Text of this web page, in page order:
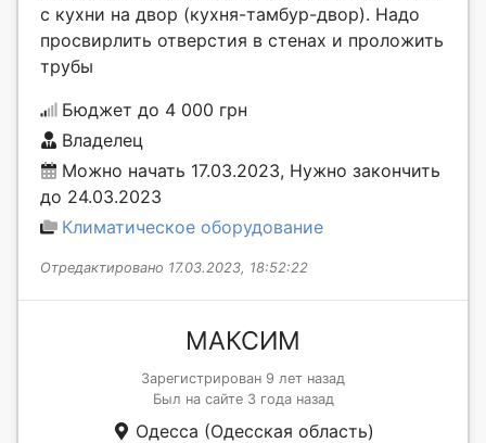
с кухни на двор (кухня-тамбур-двор). Надо
просвирлить отверстия в стенах и проложить
трубы
Бюджет до 4 000 грн
Владелец
Можно начать 17.03.2023, Нужно закончить
до 24.03.2023
Климатическое оборудование
Отредактировано 17.03.2023, 18:52:22
МАКСИМ
Зарегистрирован 9 лет назад
Был на сайте 3 года назад
Одесса (Одесская область)